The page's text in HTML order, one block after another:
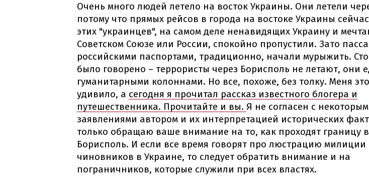
Очень много людей летело на восток Украины. Они летели
потому что прямых рейсов в города на востоке Украины
этих "украинцев", на самом деле ненавидящих Украину и
Советском Союзе или России, спокойно пропустили. Зато
российскими паспортами, традиционно, начали мурыжить.
было говорено – террористы через Борисполь не летают, они
гуманитарными колоннами. Но все, похоже, без толку. Меня
удивило, а сегодня я прочитал рассказ известного блогера и
путешественника. Прочитайте и вы. Я не согласен с
заявлениями автором и их интерпретацией исторических
только обращаю ваше внимание на то, как проходят границу
Борисполь. И если все время говорят про люстрацию милиции
чиновников в Украине, то следует обратить внимание и на
пограничников, которые служили при всех властях.